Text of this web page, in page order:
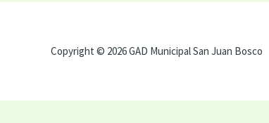
Copyright © 2026 GAD Municipal San Juan Bosco